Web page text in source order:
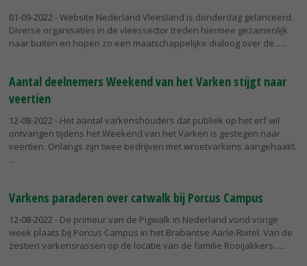
01-09-2022 - Website Nederland Vleesland is donderdag gelanceerd.
Diverse organisaties in de vleessector treden hiermee gezamenlijk
naar buiten en hopen zo een maatschappelijke dialoog over de...
Aantal deelnemers Weekend van het Varken stijgt naar
veertien
12-08-2022 - Het aantal varkenshouders dat publiek op het erf wil
ontvangen tijdens het Weekend van het Varken is gestegen naar
veertien. Onlangs zijn twee bedrijven met wroetvarkens aangehaakt.
Varkens paraderen over catwalk bij Porcus Campus
12-08-2022 - De primeur van de Pigwalk in Nederland vond vorige
week plaats bij Porcus Campus in het Brabantse Aarle-Rixtel. Van de
zestien varkensrassen op de locatie van de familie Rooijakkers...